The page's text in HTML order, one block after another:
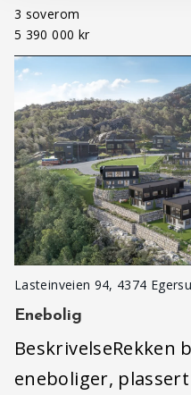
3 soverom
5 390 000 kr
Lasteinveien 94, 4374
Enebolig
BeskrivelseRekken
eneboliger,